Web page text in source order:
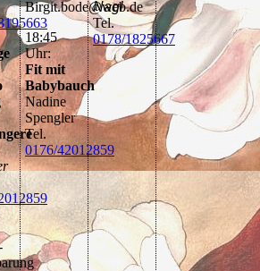
Birgit.bode@web.de
18:45
Uhr:
Fit mit
Babybauch
Nadine
Spengler
Tel.
0176/42012859
Nagl
Tel.
0178/1825667